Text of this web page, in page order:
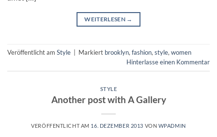
WEITERLESEN →
Veröffentlicht am Style Markiert brooklyn, fashion, style, women
Hinterlasse einen Kommentar
STYLE
Another post with A Gallery
VERÖFFENTLICHT AM 16. DEZEMBER 2013 VON WPADMIN